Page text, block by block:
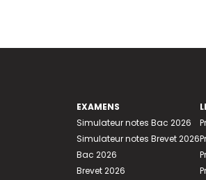
EXAMENS
Simulateur notes Bac 2026
Simulateur notes Brevet 2026
Bac 2026
Brevet 2026